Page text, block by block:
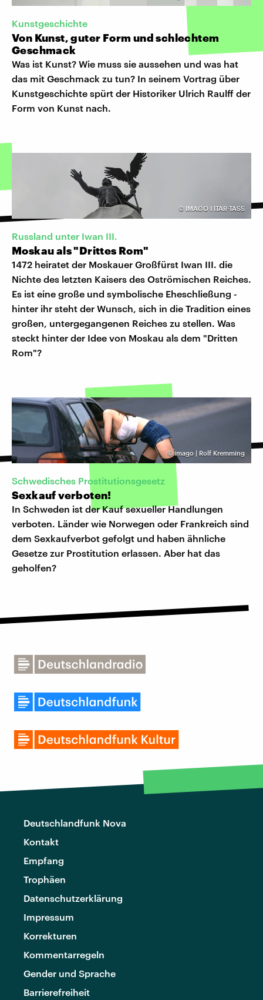
Kunstgeschichte
Von Kunst, guter Form und schlechtem
Geschmack
Was ist Kunst? Wie muss sie aussehen und was hat
das mit Geschmack zu tun? In seinem Vortrag über
Kunstgeschichte spürt der Historiker Ulrich Raulff der
Form von Kunst nach.
© IMAGO I ITAR-TASS
Russland unter Iwan III.
Moskau als "Drittes Rom"
1472 heiratet der Moskauer Großfürst Iwan III. die
Nichte des letzten Kaisers des Oströmischen Reiches.
Es ist eine große und symbolische Eheschließung -
hinter ihr steht der Wunsch, sich in die Tradition eines
großen, untergegangenen Reiches zu stellen. Was
steckt hinter der Idee von Moskau als dem "Dritten
Rom"?
©imago | Rolf Kremming
Schwedisches Prostitutionsgesetz
Sexkauf verboten!
In Schweden ist der Kauf sexueller Handlungen
verboten. Länder wie Norwegen oder Frankreich sind
dem Sexkaufverbot gefolgt und haben ähnliche
Gesetze zur Prostitution erlassen. Aber hat das
geholfen?
Deutschlandfunk Nova
Kontakt
Empfang
Trophäen
Datenschutzerklärung
Impressum
Korrekturen
Kommentarregeln
Gender und Sprache
Barrierefreiheit